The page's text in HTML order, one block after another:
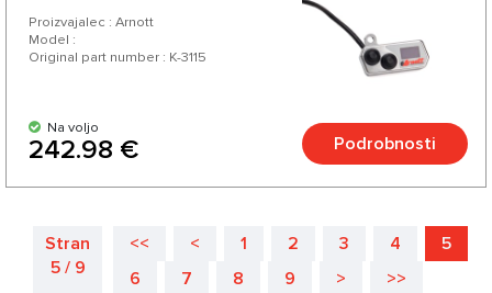
Proizvajalec : Arnott
Model :
Original part number : K-3115
Na voljo
242.98 € Podrobnosti
Stran
5 / 9
<< < 1 2 3 4
5
6
7 8 9 > >>